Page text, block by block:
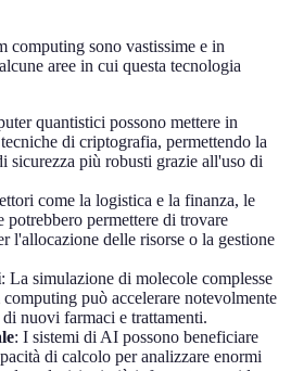
computing sono vastissime e in
aree in cui questa tecnologia
quantistici possono mettere in
di criptografia, permettendo la
sicurezza più robusti grazie all'uso di
come la logistica e la finanza, le
potrebbero permettere di trovare
l'allocazione delle risorse o la gestione
: La simulazione di molecole complesse
può accelerare notevolmente
nuovi farmaci e trattamenti.
: I sistemi di AI possono beneficiare
di calcolo per analizzare enormi